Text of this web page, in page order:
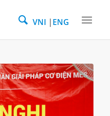
VNI ENG